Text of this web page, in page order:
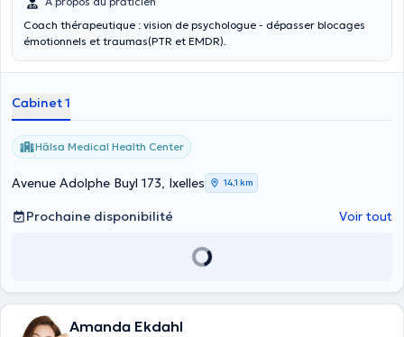
Coach thérapeutique : vision de psychologue - dépasser blocages
émotionnels et traumas(PTR et EMDR).
Cabinet 1
Hälsa Medical Health Center
Avenue Adolphe Buyl 173, Ixelles 14,1 km
Prochaine disponibilité Voir tout
Amanda Ekdahl